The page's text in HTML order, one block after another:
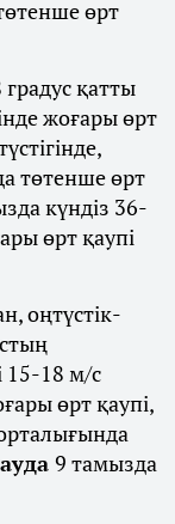
өрт
қатты
жоғары өрт
төтенше өрт
күндіз 36-
өрт қаупі
оңтүстік-
15-18 м/с
өрт қаупі,
9 тамызда